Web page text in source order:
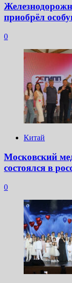
приобрёл
0
Китай
Московский
состоялся в
0